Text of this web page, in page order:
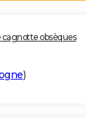
cagnotte obsèques
)